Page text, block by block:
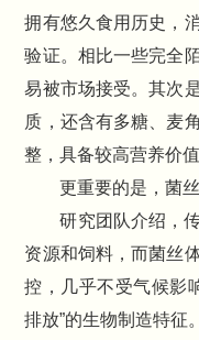
拥有悠久食用历史，
验证。相比一些完全
易被市场接受。其次
质，还含有多糖、麦
整，具备较高营养价
更重要的是，菌
研究团队介绍，
资源和饲料，而菌丝
控，几乎不受气候影
排放”的生物制造特征。